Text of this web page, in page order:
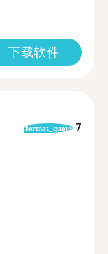
下载软件
format_quote 7